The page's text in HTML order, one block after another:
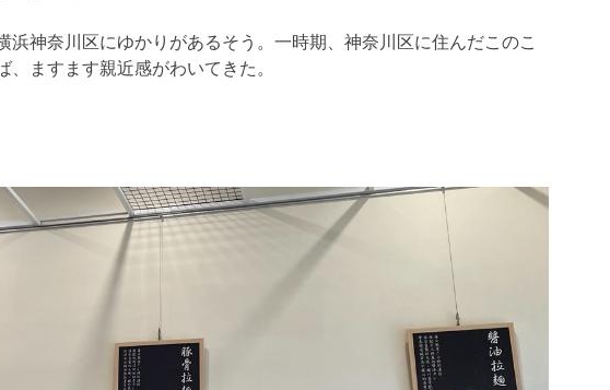
神奈川区にゆかりがあるそう。一時期、神奈川区に住んだこのこ
、ますます親近感がわいてきた。